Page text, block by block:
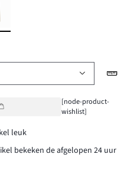
[node-product-
wishlist]
leuk
bekeken de afgelopen 24 uur